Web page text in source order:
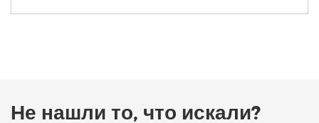
Не нашли то, что искали?